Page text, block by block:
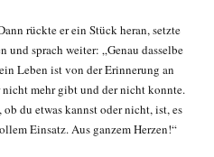
rückte er ein Stück heran, setzte
und sprach weiter: „Genau dasselbe
Leben ist von der Erinnerung an
nicht mehr gibt und der nicht konnte.
du etwas kannst oder nicht, ist, es
Einsatz. Aus ganzem Herzen!“